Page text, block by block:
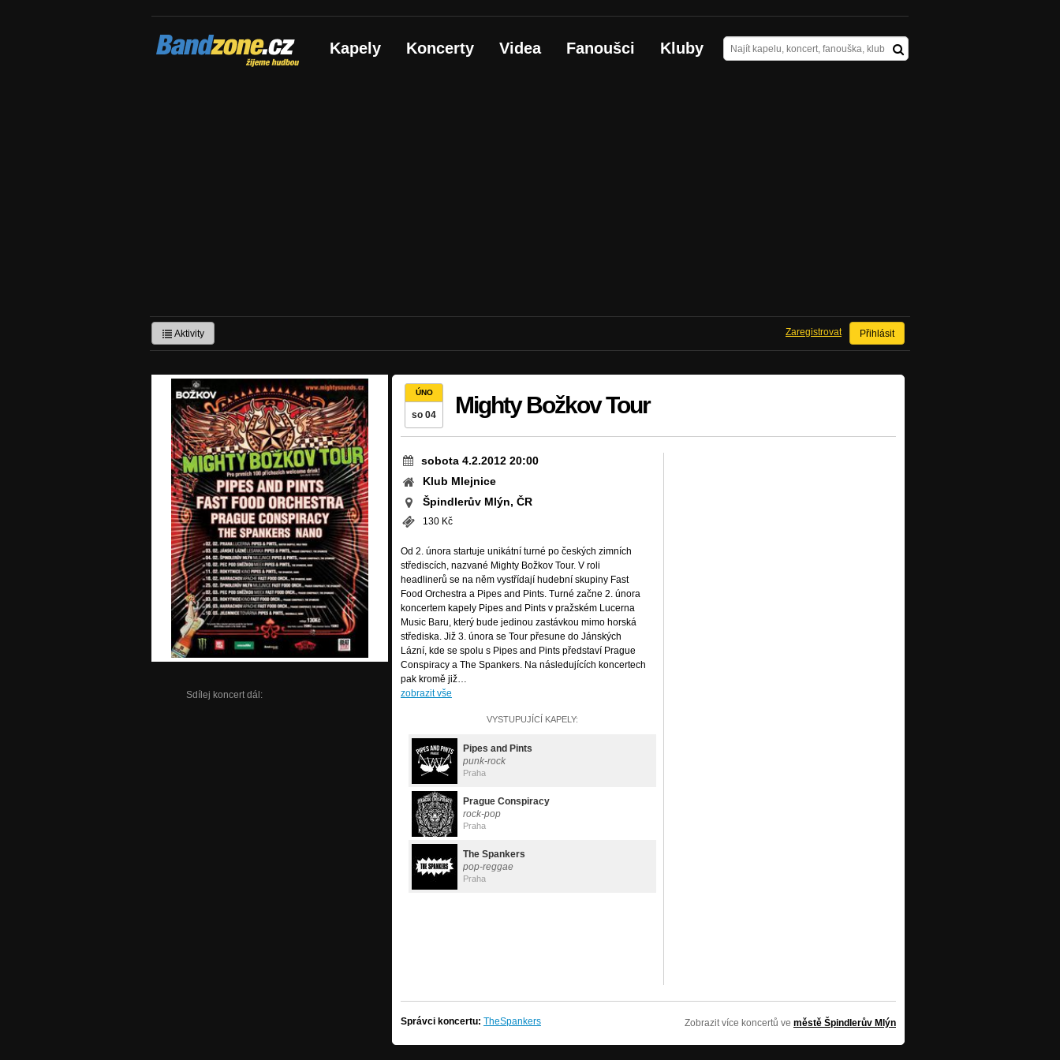
Bandzone.cz
žijeme hudbou Kapely Koncerty Videa Fanoušci Kluby
Aktivity Přihlásit
Zaregistrovat
Sdílej koncert dál:
ÚNO
so 04 Mighty Božkov Tour
sobota 4.2.2012 20:00
Klub Mlejnice
Špindlerův Mlýn, ČR
130 Kč
Od 2. února startuje unikátní turné po českých zimních
střediscích, nazvané Mighty Božkov Tour. V roli
headlinerů se na něm vystřídají hudební skupiny Fast
Food Orchestra a Pipes and Pints. Turné začne 2. února
koncertem kapely Pipes and Pints v pražském Lucerna
Music Baru, který bude jedinou zastávkou mimo horská
střediska. Již 3. února se Tour přesune do Jánských
Lázní, kde se spolu s Pipes and Pints představí Prague
Conspiracy a The Spankers. Na následujících koncertech
pak kromě již…
zobrazit vše
VYSTUPUJÍCÍ KAPELY:
Pipes and Pints
punk-rock
Praha
Prague Conspiracy
rock-pop
Praha
The Spankers
pop-reggae
Praha
Správci koncertu: TheSpankers Zobrazit více koncertů ve městě Špindlerův Mlýn